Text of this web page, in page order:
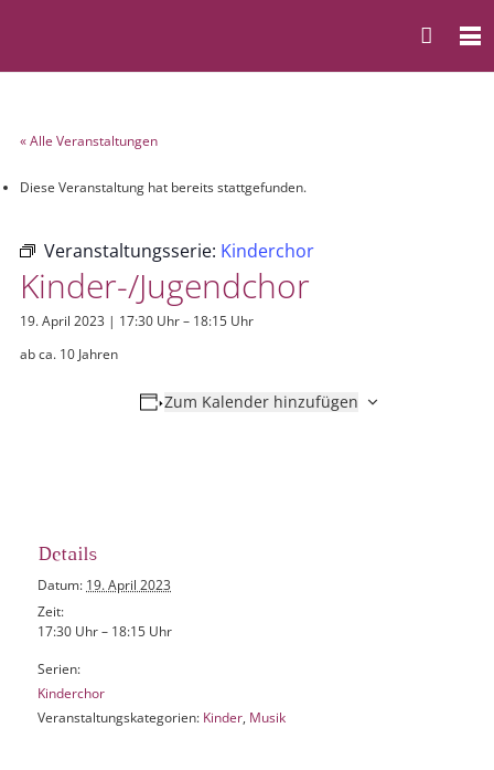
« Alle Veranstaltungen
Diese Veranstaltung hat bereits stattgefunden.
Veranstaltungsserie: Kinderchor
Kinder-/Jugendchor
19. April 2023 | 17:30 Uhr– 18:15 Uhr
ab ca. 10 Jahren
Zum Kalender hinzufügen
Details
Datum: 19. April 2023
Zeit:
17:30 Uhr – 18:15 Uhr
Serien:
Kinderchor
Veranstaltungskategorien: Kinder, Musik